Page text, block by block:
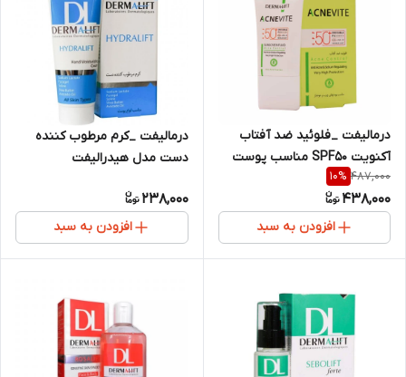
درمالیفت _فلوئید ضد آفتاب
آکنویت SPF50 مناسب پوست
های چرب و جوشدار
487,000
10%
438,000
افزودن به سبد
درمالیفت _کرم مرطوب کننده
دست مدل هیدرالیفت
238,000
افزودن به سبد